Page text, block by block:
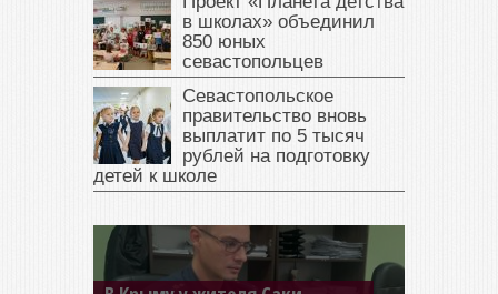
в школах» объединил
850 юных
севастопольцев
Севастопольское
правительство вновь
выплатит по 5 тысяч
рублей на подготовку
детей к школе